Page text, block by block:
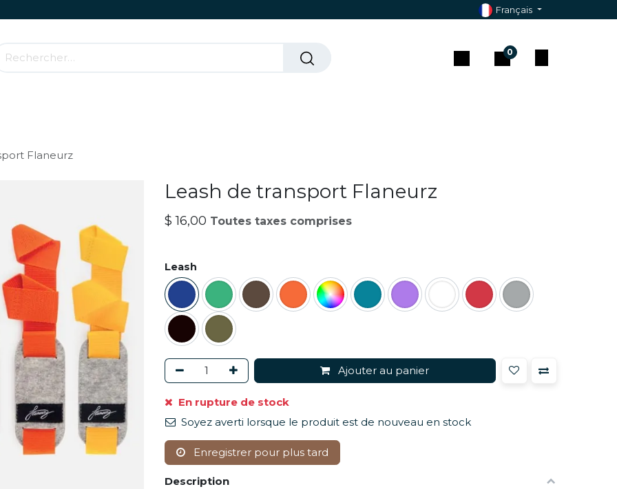
Français
0
Flaneurz
Leash de transport Flaneurz
$16,00 Toutes taxes comprises
Leash
Ajouter au panier
En rupture de stock
Soyez averti lorsque le produit est de nouveau en stock
Enregistrer pour plus tard
Description